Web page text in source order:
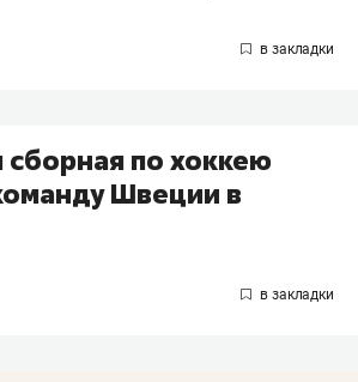
сборная по хоккею
Швеции в